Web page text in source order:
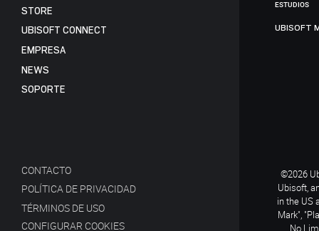
STORE
UBISOFT CONNECT
EMPRESA
NEWS
SOPORTE
CONTACTO
POLÍTICA DE PRIVACIDAD
TÉRMINOS DE USO
CONFIGURAR COOKIES
ESTUDIOS
UBISOFT
©2026
Ubisoft,
in the US
Mark",
No